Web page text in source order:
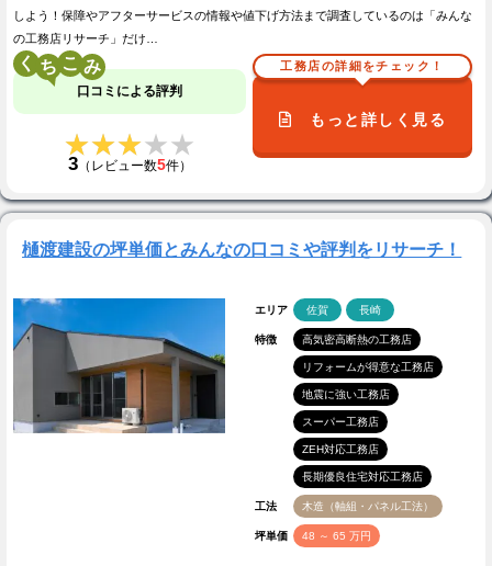
しよう！保障やアフターサービスの情報や値下げ方法まで調査しているのは「みんな
の工務店リサーチ」だけ…
く こ
口コミによる評判
★★★★★
★★★★★
3（レビュー数5件）
工務店の詳細をチェック！
もっと詳しく見る
樋渡建設の坪単価とみんなの口コミや評判をリサーチ！
エリア 佐賀 長崎
特徴 高気密高断熱の工務店
リフォームが得意な工務店
地震に強い工務店
スーパー工務店
ZEH対応工務店
長期優良住宅対応工務店
工法 木造（軸組・パネル工法）
坪単価 48 ～ 65 万円